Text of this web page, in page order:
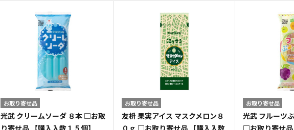
お取り寄せ品
光武 クリームソーダ ８本 □お取
お取り寄せ品
友枡 果実アイス マスクメロン８
お取り寄せ品
光武 フルーツ